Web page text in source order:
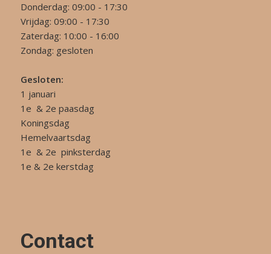
Donderdag: 09:00 - 17:30
Vrijdag: 09:00 - 17:30
Zaterdag: 10:00 - 16:00
Zondag: gesloten
Gesloten:
1 januari
1e & 2e paasdag
Koningsdag
Hemelvaartsdag
1e & 2e pinksterdag
1e & 2e kerstdag
Contact